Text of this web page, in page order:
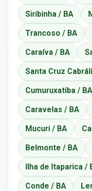
Siribinha / BA
Trancoso / BA
Caraíva / BA
Santa Cruz
Cumuruxatiba / BA
Caravelas / BA
Mucuri / BA
Belmonte / BA
Ilha de Itaparica /
Conde / BA